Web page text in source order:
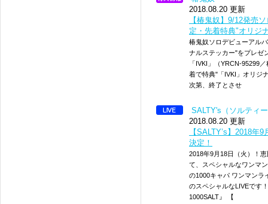
2018.08.20 更新
【椿鬼奴】9/12発売
定・先着特典"オリジ
椿鬼奴ソロデビューアル
ナルステッカー"をプレゼ
「IVKI」（YRCN-95299
着で特典"「IVKI」オリジ
次第、終了とさせ
SALTY's（ソルティ
2018.08.20 更新
【SALTY’s】2018年
決定！
2018年9月18日（火）！
て、スペシャルなワンマ
の1000キャパ ワンマンラ
のスペシャルなLIVEです
1000SALT』 【